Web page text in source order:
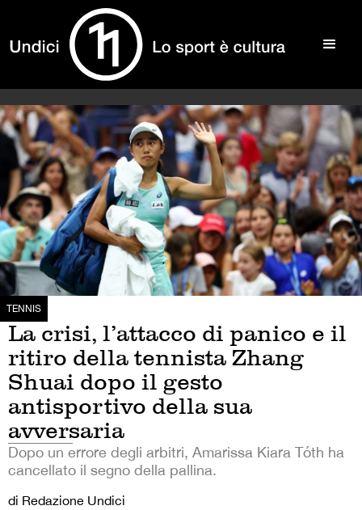
TENNIS
La crisi, l’attacco di panico e il
ritiro della tennista Zhang
Shuai dopo il gesto
antisportivo della sua
avversaria
Dopo un errore degli arbitri, Amarissa Kiara Tóth ha
cancellato il segno della pallina.
di Redazione Undici